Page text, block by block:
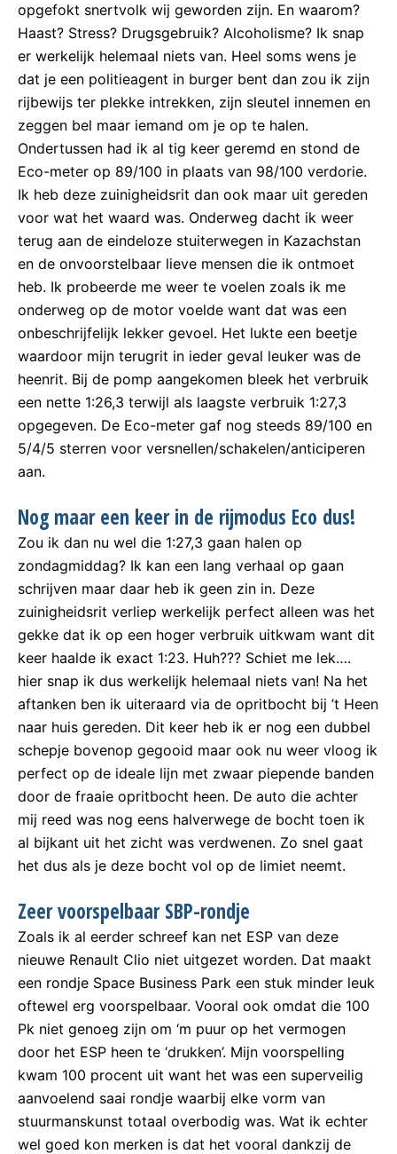
opgefokt snertvolk wij geworden zijn. En waarom?
Haast? Stress? Drugsgebruik? Alcoholisme? Ik snap
er werkelijk helemaal niets van. Heel soms wens je
dat je een politieagent in burger bent dan zou ik zijn
rijbewijs ter plekke intrekken, zijn sleutel innemen en
zeggen bel maar iemand om je op te halen.
Ondertussen had ik al tig keer geremd en stond de
Eco-meter op 89/100 in plaats van 98/100 verdorie.
Ik heb deze zuinigheidsrit dan ook maar uit gereden
voor wat het waard was. Onderweg dacht ik weer
terug aan de eindeloze stuiterwegen in Kazachstan
en de onvoorstelbaar lieve mensen die ik ontmoet
heb. Ik probeerde me weer te voelen zoals ik me
onderweg op de motor voelde want dat was een
onbeschrijfelijk lekker gevoel. Het lukte een beetje
waardoor mijn terugrit in ieder geval leuker was de
heenrit. Bij de pomp aangekomen bleek het verbruik
een nette 1:26,3 terwijl als laagste verbruik 1:27,3
opgegeven. De Eco-meter gaf nog steeds 89/100 en
5/4/5 sterren voor versnellen/schakelen/anticiperen
aan.
Nog maar een keer in de rijmodus Eco dus!
Zou ik dan nu wel die 1:27,3 gaan halen op
zondagmiddag? Ik kan een lang verhaal op gaan
schrijven maar daar heb ik geen zin in. Deze
zuinigheidsrit verliep werkelijk perfect alleen was het
gekke dat ik op een hoger verbruik uitkwam want dit
keer haalde ik exact 1:23. Huh??? Schiet me lek….
hier snap ik dus werkelijk helemaal niets van! Na het
aftanken ben ik uiteraard via de opritbocht bij ’t Heen
naar huis gereden. Dit keer heb ik er nog een dubbel
schepje bovenop gegooid maar ook nu weer vloog ik
perfect op de ideale lijn met zwaar piepende banden
door de fraaie opritbocht heen. De auto die achter
mij reed was nog eens halverwege de bocht toen ik
al bijkant uit het zicht was verdwenen. Zo snel gaat
het dus als je deze bocht vol op de limiet neemt.
Zeer voorspelbaar SBP-rondje
Zoals ik al eerder schreef kan net ESP van deze
nieuwe Renault Clio niet uitgezet worden. Dat maakt
een rondje Space Business Park een stuk minder leuk
oftewel erg voorspelbaar. Vooral ook omdat die 100
Pk niet genoeg zijn om ‘m puur op het vermogen
door het ESP heen te ‘drukken’. Mijn voorspelling
kwam 100 procent uit want het was een superveilig
aanvoelend saai rondje waarbij elke vorm van
stuurmanskunst totaal overbodig was. Wat ik echter
wel goed kon merken is dat het vooral dankzij de